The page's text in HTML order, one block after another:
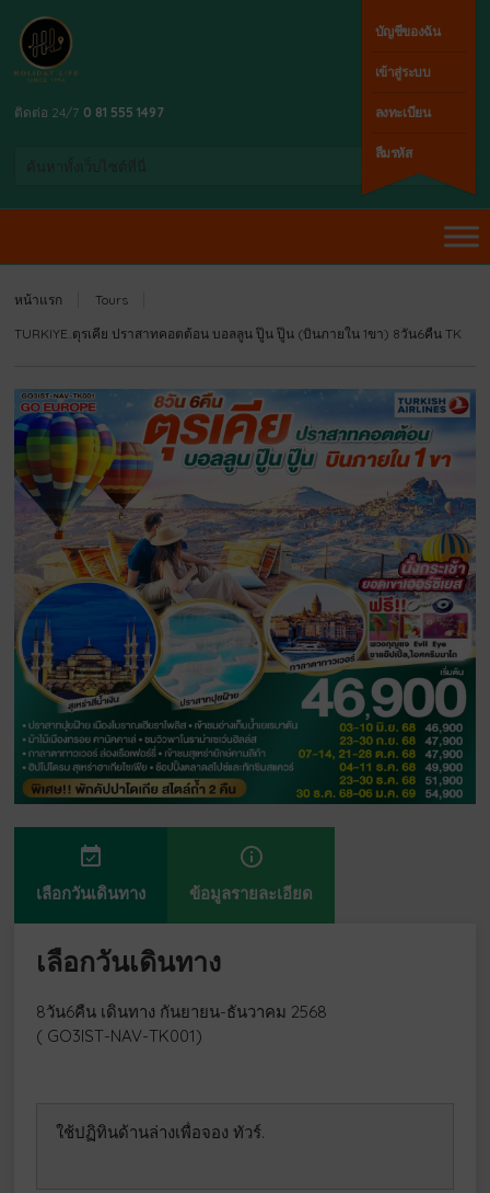
บัญชีของฉัน
เข้าสู่ระบบ
ลงทะเบียน
ลืมรหัส
ติดต่อ 24/7 0 81 555 1497
หน้าแรก Tours
TURKIYE..ตุรเคีย ปราสาทคอตต้อน บอลลูน ปู๊น ปู๊น (บินภายใน 1ขา) 8วัน6คืน TK
event_available
เลือกวันเดินทาง
info_outline
ข้อมูลรายละเอียด
เลือกวันเดินทาง
8วัน6คืน เดินทาง กันยายน-ธันวาคม 2568
( GO3IST-NAV-TK001)
ใช้ปฏิทินด้านล่างเพื่อจอง ทัวร์.